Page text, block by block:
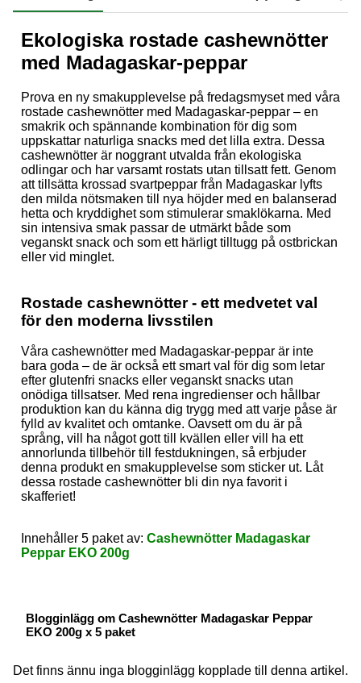
Ekologiska rostade cashewnötter
med Madagaskar-peppar
Prova en ny smakupplevelse på fredagsmyset med våra
rostade cashewnötter med Madagaskar-peppar – en
smakrik och spännande kombination för dig som
uppskattar naturliga snacks med det lilla extra. Dessa
cashewnötter är noggrant utvalda från ekologiska
odlingar och har varsamt rostats utan tillsatt fett. Genom
att tillsätta krossad svartpeppar från Madagaskar lyfts
den milda nötsmaken till nya höjder med en balanserad
hetta och kryddighet som stimulerar smaklökarna. Med
sin intensiva smak passar de utmärkt både som
veganskt snack och som ett härligt tilltugg på ostbrickan
eller vid minglet.
Rostade cashewnötter - ett medvetet val
för den moderna livsstilen
Våra cashewnötter med Madagaskar-peppar är inte
bara goda – de är också ett smart val för dig som letar
efter glutenfri snacks eller veganskt snacks utan
onödiga tillsatser. Med rena ingredienser och hållbar
produktion kan du känna dig trygg med att varje påse är
fylld av kvalitet och omtanke. Oavsett om du är på
språng, vill ha något gott till kvällen eller vill ha ett
annorlunda tillbehör till festdukningen, så erbjuder
denna produkt en smakupplevelse som sticker ut. Låt
dessa rostade cashewnötter bli din nya favorit i
skafferiet!
Innehåller 5 paket av: Cashewnötter Madagaskar
Peppar EKO 200g
Blogginlägg om Cashewnötter Madagaskar Peppar
EKO 200g x 5 paket
Det finns ännu inga blogginlägg kopplade till denna artikel.